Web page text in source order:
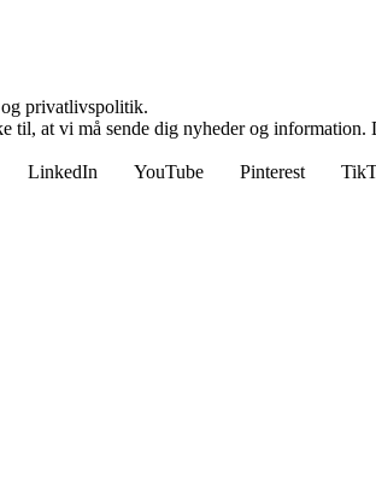
og privatlivspolitik.
til, at vi må sende dig nyheder og
LinkedIn YouTube Pinterest